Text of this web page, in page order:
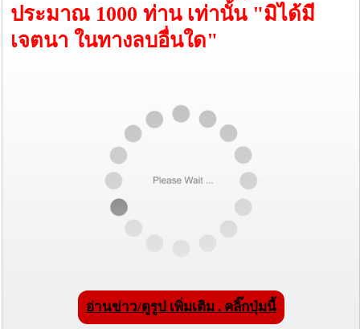
ประมาณ 1000 ท่าน เท่านั้น "มิได้มี
เจตนา ในทางลบอื่นใด"
จากการทำโพลออนไลน์ เมื่อวันที่ 8 -10 พ.ย.60 ทั้งในกลุ่ม
อ่านข่าว/ดูรูป เพิ่มเติม . คลิ๊กปุ่มนี้